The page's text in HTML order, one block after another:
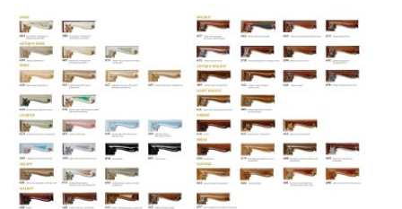
Гарантийная проверка— осмотр товара на
предмет повреждений и дефектов при
доставке
Сроки доставкиСтандартная доставка по
Москве осуществляется в течение 3-5 рабочих
дней. Для Московской области сроки зависят
от удалённости объекта и варьируются от 5 до